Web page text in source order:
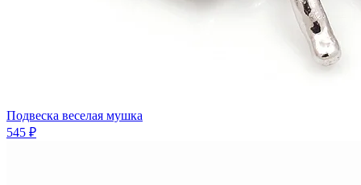
Подвеска веселая мушка
545 ₽